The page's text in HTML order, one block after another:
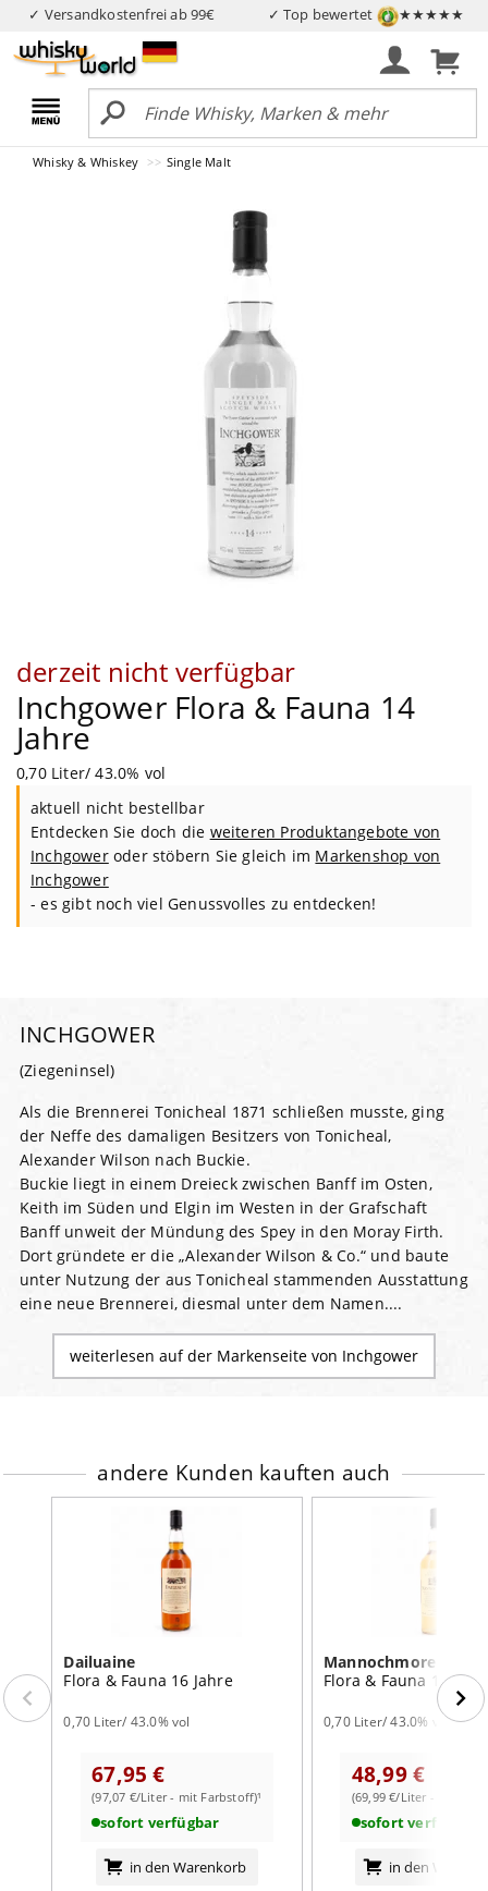
✓ Versandkostenfrei ab 99€ ✓ Top bewertet ★★★★★
Whisky & Whiskey Single Malt
derzeit nicht verfügbar
Inchgower Flora & Fauna 14
Jahre
0,70 Liter/ 43.0% vol
aktuell nicht bestellbar
Entdecken Sie doch die weiteren Produktangebote von
Inchgoweroder stöbern Sie gleich im Markenshop von
Inchgower
- es gibt noch viel Genussvolles zu entdecken!
INCHGOWER
(Ziegeninsel)
Als die Brennerei Tonicheal 1871 schließen musste, ging
der Neffe des damaligen Besitzers von Tonicheal,
Alexander Wilson nach Buckie.
Buckie liegt in einem Dreieck zwischen Banff im Osten,
Keith im Süden und Elgin im Westen in der Grafschaft
Banff unweit der Mündung des Spey in den Moray Firth.
Dort gründete er die „Alexander Wilson & Co.“ und baute
unter Nutzung der aus Tonicheal stammenden Ausstattung
eine neue Brennerei, diesmal unter dem Namen....
weiterlesen auf der Markenseite von Inchgower
andere Kunden kauften auch
Dailuaine
Flora & Fauna 16 Jahre
0,70 Liter/ 43.0% vol
67,95 €
(97,07 €/Liter - mit Farbstoff)¹
sofort verfügbar
in den Warenkorb
Mannochmore
Flora & Fauna 12
0,70 Liter/ 43.0% vol
48,99 €
(69,99 €/Liter - mit
sofort verfügbar
in den